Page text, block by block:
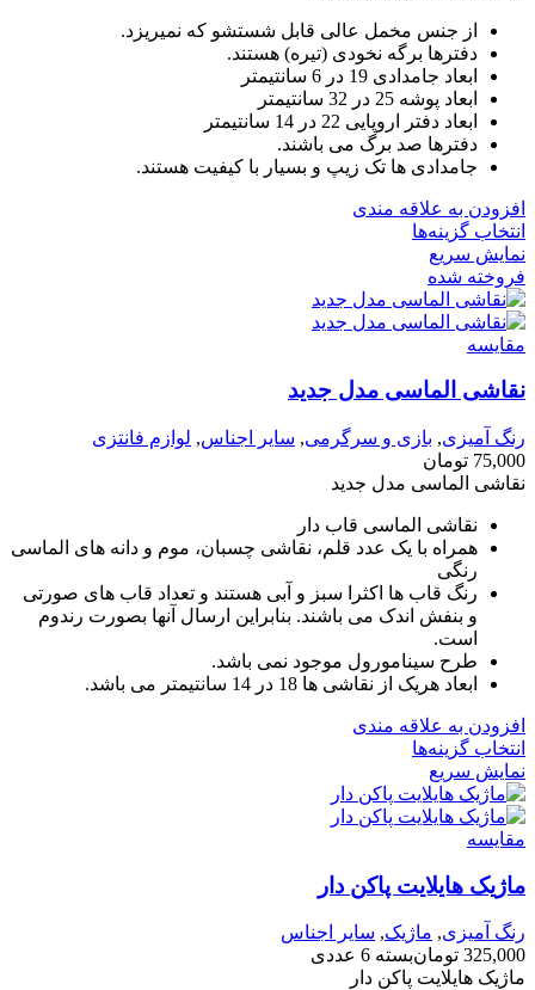
از جنس مخمل عالی قابل شستشو که نمیریزد.
دفترها برگه نخودی (تیره) هستند.
ابعاد جامدادی 19 در 6 سانتیمتر
ابعاد پوشه 25 در 32 سانتیمتر
ابعاد دفتر اروپایی 22 در 14 سانتیمتر
دفترها صد برگ می باشند.
جامدادی ها تک زیپ و بسیار با کیفیت هستند.
افزودن به علاقه مندی
انتخاب گزینه‌ها
نمایش سریع
فروخته شده
مقايسه
نقاشی الماسی مدل جدید
رنگ آمیزی, بازی و سرگرمی, سایر اجناس, لوازم فانتزی
75,000 تومان
نقاشی الماسی مدل جدید
نقاشی الماسی قاب دار
همراه با یک عدد قلم، نقاشی چسبان، موم و دانه های الماسی
رنگی
رنگ قاب ها اکثرا سبز و آبی هستند و تعداد قاب های صورتی
و بنفش اندک می باشند. بنابراین ارسال آنها بصورت رندوم
است.
طرح سینامورول موجود نمی باشد.
ابعاد هریک از نقاشی ها 18 در 14 سانتیمتر می باشد.
افزودن به علاقه مندی
انتخاب گزینه‌ها
نمایش سریع
مقايسه
ماژیک هایلایت پاکن دار
رنگ آمیزی, ماژیک, سایر اجناس
325,000 تومانبسته 6 عددی
ماژیک هایلایت پاکن دار